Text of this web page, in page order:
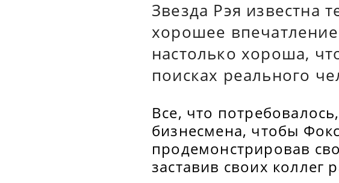
Звезда Рэя известна
хорошее
настолько хороша,
поисках реального
Все, что
бизнесмена, чтобы
продемонстрировав
заставив своих коллег